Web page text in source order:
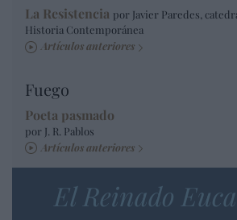
La Resistencia por Javier Paredes,
Historia Contemporánea
Artículos anteriores
Fuego
Poeta pasmado
por J. R. Pablos
Artículos anteriores
El Reinado